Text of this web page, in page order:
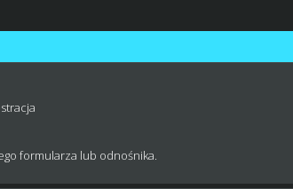
formularza lub odnośnika.